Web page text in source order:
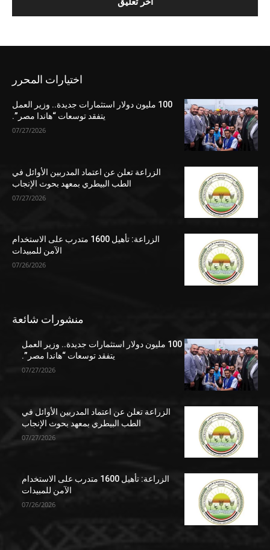
اختيارات المحرر
100 مليون دولار استثمارات جديدة.. وزير العمل
يتفقد توسعات “هاندا مصر”.
07/27/2026
الزراعة تعلن عن اعتماد المدربين الأوائل في
الطب البيطري بمعهد بحوث الإنجاب
07/27/2026
الزراعة: تأهيل 1600 متدرب على الاستخدام
الآمن للمبيدات
07/26/2026
منشورات شائعة
100 مليون دولار استثمارات جديدة.. وزير العمل
يتفقد توسعات “هاندا مصر”.
07/27/2026
الزراعة تعلن عن اعتماد المدربين الأوائل في
الطب البيطري بمعهد بحوث الإنجاب
07/27/2026
الزراعة: تأهيل 1600 متدرب على الاستخدام
الآمن للمبيدات
07/26/2026